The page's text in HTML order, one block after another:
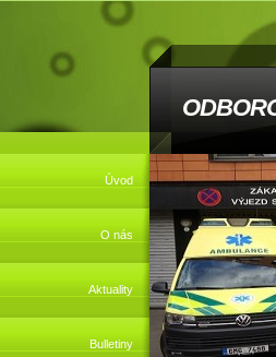
Úvod
O nás
Aktuality
Bulletiny